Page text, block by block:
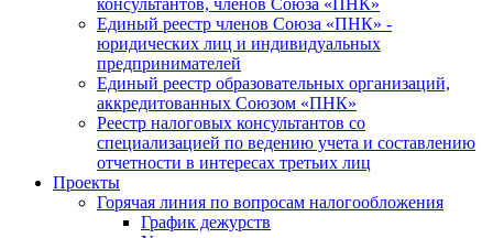
консультантов, членов Союза «ПНК»
Единый реестр членов Союза «ПНК» -
юридических лиц и индивидуальных
предпринимателей
Единый реестр образовательных организаций,
аккредитованных Союзом «ПНК»
Реестр налоговых консультантов со
специализацией по ведению учета и составлению
отчетности в интересах третьих лиц
Проекты
Горячая линия по вопросам налогообложения
График дежурств